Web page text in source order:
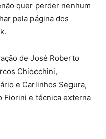
quer perder nenhum
pela página dos
de José Roberto
Chiocchini,
e Carlinhos Segura,
Fiorini e técnica externa